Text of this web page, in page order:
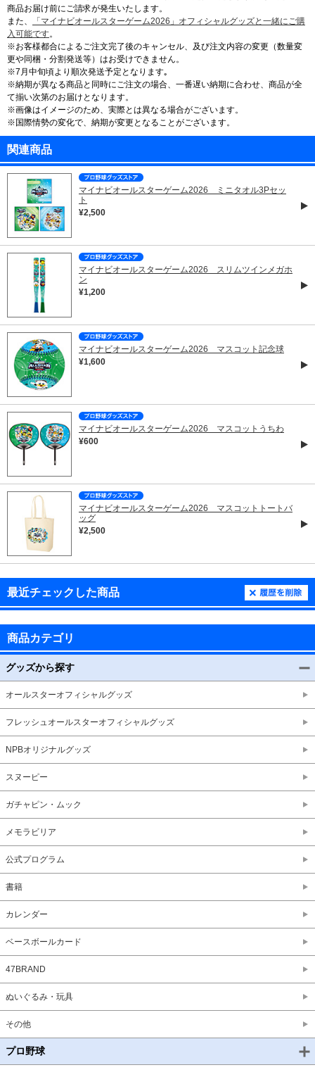
商品お届け前にご請求が発生いたします。
また、
「マイナビオールスターゲーム2026」オフィシャルグッズと一緒にご購
入可能です。
※お客様都合によるご注文完了後のキャンセル、及び注文内容の変更（数量変
更や同梱・分割発送等）はお受けできません。
※7月中旬頃より順次発送予定となります｡
※納期が異なる商品と同時にご注文の場合、一番遅い納期に合わせ、商品が全
て揃い次第のお届けとなります。
※画像はイメージのため、実際とは異なる場合がございます。
※国際情勢の変化で、納期が変更となることがございます。
関連商品
マイナビオールスターゲーム2026 ミニタオル3Pセッ
ト
¥2,500
マイナビオールスターゲーム2026 スリムツインメガホ
ン
¥1,200
マイナビオールスターゲーム2026 マスコット記念球
¥1,600
マイナビオールスターゲーム2026 マスコットうちわ
¥600
マイナビオールスターゲーム2026 マスコットトートバ
ッグ
¥2,500
最近チェックした商品
商品カテゴリ
グッズから探す
オールスターオフィシャルグッズ
フレッシュオールスターオフィシャルグッズ
NPBオリジナルグッズ
スヌーピー
ガチャピン・ムック
メモラビリア
公式プログラム
書籍
カレンダー
ベースボールカード
47BRAND
ぬいぐるみ・玩具
その他
プロ野球